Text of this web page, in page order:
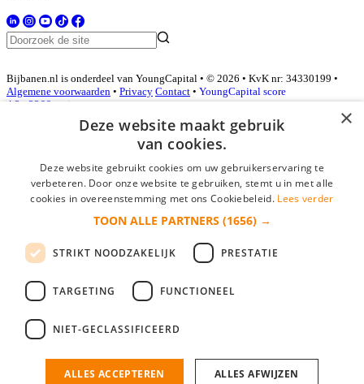
Bijbanen.nl is onderdeel van YoungCapital • © 2026 • KvK nr: 34330199 •
Algemene voorwaarden • Privacy Contact • YoungCapital score
4.3 - 3366 reviews
Inloggen als bedrijf
*
login gegevens onthouden
login
Bedrijf aanmelden
nieuwe collega/werknemer zo gevonden!
×
Deze website maakt gebruik
van cookies.
Deze website gebruikt cookies om uw gebruikerservaring te
verbeteren. Door onze website te gebruiken, stemt u in met alle
cookies in overeenstemming met ons Cookiebeleid. Lees verder
TOON ALLE PARTNERS (1656) →
STRIKT NOODZAKELIJK PRESTATIE
TARGETING FUNCTIONEEL
NIET-GECLASSIFICEERD
ALLES ACCEPTEREN ALLES AFWIJZEN